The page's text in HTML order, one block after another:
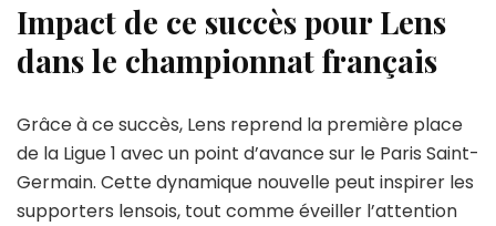
Impact de ce succès pour Lens
dans le championnat français
Grâce à ce succès, Lens reprend la première place
de la Ligue 1 avec un point d’avance sur le Paris Saint-
Germain. Cette dynamique nouvelle peut inspirer les
supporters lensois, tout comme éveiller l’attention